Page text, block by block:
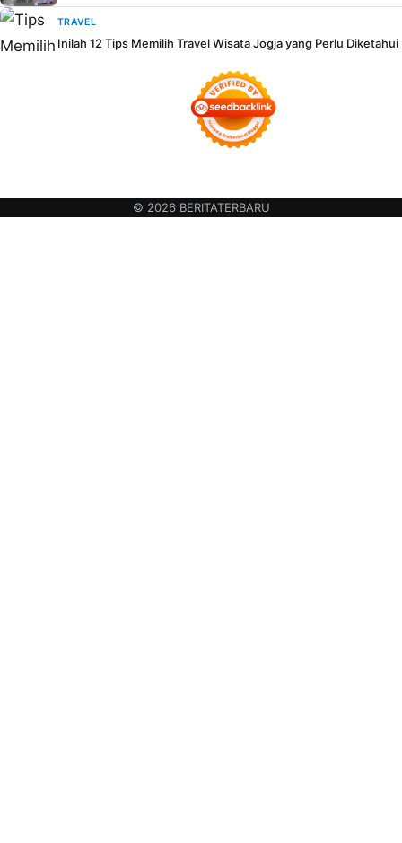
TRAVEL
Inilah 12 Tips Memilih Travel Wisata Jogja yang Perlu Diketahui
© 2026 BERITATERBARU